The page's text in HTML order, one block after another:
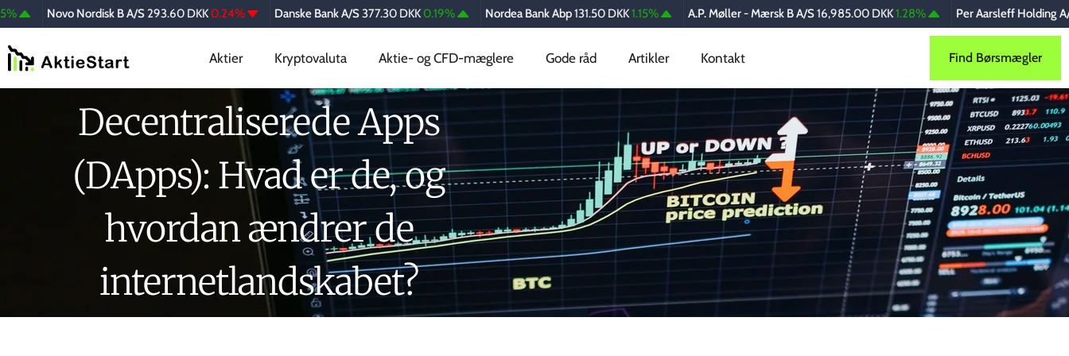
Aktier Kryptovaluta Aktie- og CFD-mæglere Gode råd Artikler Kontakt Find Børsmægler
Decentraliserede Apps
(DApps): Hvad er de, og
hvordan ændrer de
internetlandskabet?
Novo Nordisk B A/S293.60 DKK0.24% Danske Bank A/S377.30 DKK0.19% Nordea Bank Abp131.50 DKK1.15% A.P. Møller - Mærsk B A/S16,985.00 DKK1.28% Per Aarsleff Holding A/S B